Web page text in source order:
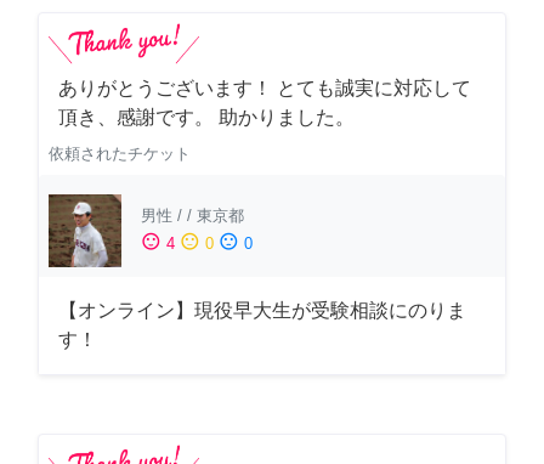
ありがとうございます！ とても誠実に対応して
頂き、感謝です。 助かりました。
依頼されたチケット
男性 / / 東京都
sentiment_satisfied 4 sentiment_neutral 0 sentiment_dissatisfied 0
【オンライン】現役早大生が受験相談にのりま
す！